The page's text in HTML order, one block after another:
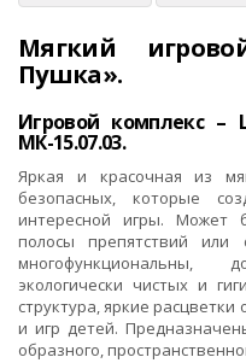
Мягкий
Пушка».
Игровой комплекс –
МК-15.07.03.
Яркая и красочная из
безопасных, которые
интересной игры. Может
полосы препятствий или
многофункциональны,
экологически чистых и
структура, яркие
и игр детей.
образного,